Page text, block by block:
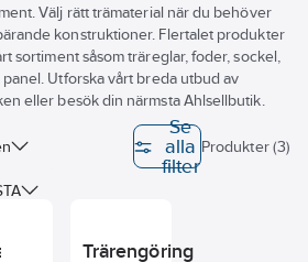
Välj rätt trämaterial när du behöver
konstruktioner. Flertalet produkter
sortiment såsom träreglar, foder, sockel,
Utforska vårt breda utbud av
eller besök din närmsta Ahlsellbutik.
Se
alla
filter
Produkter (3)
Trärengöring